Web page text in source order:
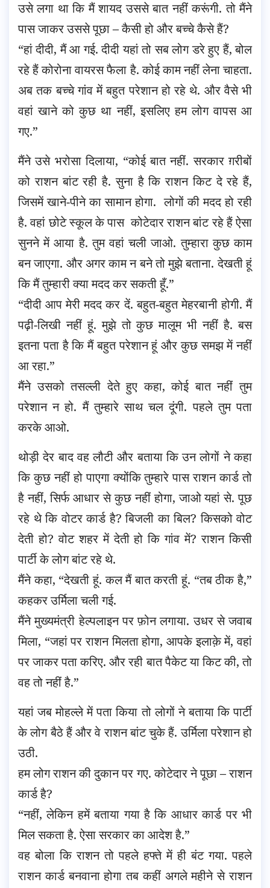
उसे लगा था कि मैं शायद उससे बात नहीं करूंगी. तो मैंने
पास जाकर उससे पूछा – कैसी हो और बच्चे कैसे हैं?
“हां दीदी, मैं आ गई. दीदी यहां तो सब लोग डरे हुए हैं, बोल
रहे हैं कोरोना वायरस फैला है. कोई काम नहीं लेना चाहता.
अब तक बच्चे गांव में बहुत परेशान हो रहे थे. और वैसे भी
वहां खाने को कुछ था नहीं, इसलिए हम लोग वापस आ
गए.”
मैंने उसे भरोसा दिलाया, “कोई बात नहीं. सरकार ग़रीबों
को राशन बांट रही है. सुना है कि राशन किट दे रहे हैं,
जिसमें खाने-पीने का सामान होगा. लोगों की मदद हो रही
है. वहां छोटे स्कूल के पास कोटेदार राशन बांट रहे हैं ऐसा
सुनने में आया है. तुम वहां चली जाओ. तुम्हारा कुछ काम
बन जाएगा. और अगर काम न बने तो मुझे बताना. देखती हूं
कि मैं तुम्हारी क्या मदद कर सकती हूँ.”
“दीदी आप मेरी मदद कर दें. बहुत-बहुत मेहरबानी होगी. मैं
पढ़ी-लिखी नहीं हूं. मुझे तो कुछ मालूम भी नहीं है. बस
इतना पता है कि मैं बहुत परेशान हूं और कुछ समझ में नहीं
आ रहा.”
मैंने उसको तसल्ली देते हुए कहा, कोई बात नहीं तुम
परेशान न हो. मैं तुम्हारे साथ चल दूंगी. पहले तुम पता
करके आओ.
थोड़ी देर बाद वह लौटी और बताया कि उन लोगों ने कहा
कि कुछ नहीं हो पाएगा क्योंकि तुम्हारे पास राशन कार्ड तो
है नहीं, सिर्फ आधार से कुछ नहीं होगा, जाओ यहां से. पूछ
रहे थे कि वोटर कार्ड है? बिजली का बिल? किसको वोट
देती हो? वोट शहर में देती हो कि गांव में? राशन किसी
पार्टी के लोग बांट रहे थे.
मैंने कहा, “देखती हूं. कल मैं बात करती हूं. “तब ठीक है,”
कहकर उर्मिला चली गई.
मैंने मुख्यमंत्री हेल्पलाइन पर फ़ोन लगाया. उधर से जवाब
मिला, “जहां पर राशन मिलता होगा, आपके इलाक़े में, वहां
पर जाकर पता करिए. और रही बात पैकेट या किट की, तो
वह तो नहीं है.”
यहां जब मोहल्ले में पता किया तो लोगों ने बताया कि पार्टी
के लोग बैठे हैं और वे राशन बांट चुके हैं. उर्मिला परेशान हो
उठी.
हम लोग राशन की दुकान पर गए. कोटेदार ने पूछा – राशन
कार्ड है?
“नहीं, लेकिन हमें बताया गया है कि आधार कार्ड पर भी
मिल सकता है. ऐसा सरकार का आदेश है.”
वह बोला कि राशन तो पहले हफ्ते में ही बंट गया. पहले
राशन कार्ड बनवाना होगा तब कहीं अगले महीने से राशन